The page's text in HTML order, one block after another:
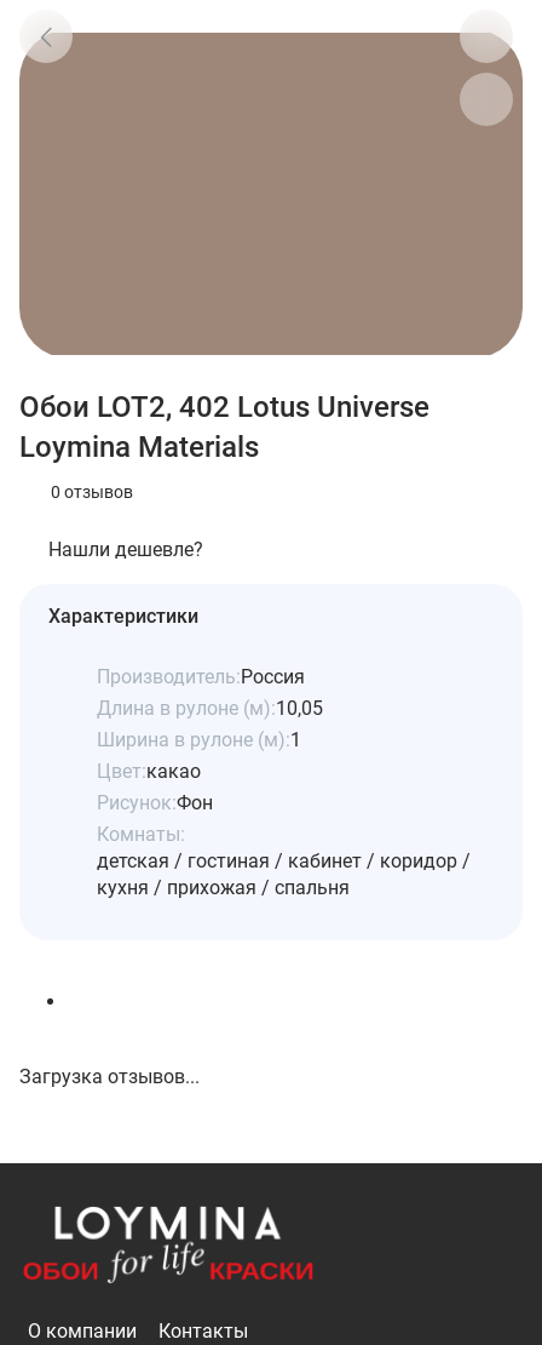
Обои LOT2, 402 Lotus Universe
Loymina Materials
0 отзывов
Нашли дешевле?
Характеристики
Производитель:Россия
Длина в рулоне (м):10,05
Ширина в рулоне (м):1
Цвет:какао
Рисунок:Фон
Комнаты:
детская / гостиная / кабинет / коридор /
кухня / прихожая / спальня
Загрузка отзывов...
О компании
Контакты